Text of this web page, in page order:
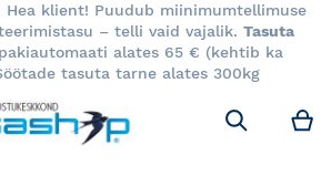
Hea klient! Puudub miinimumtellimuse
– telli vaid vajalik. Tasuta
alates 65 € (kehtib ka
tasuta tarne alates 300kg
Otsi